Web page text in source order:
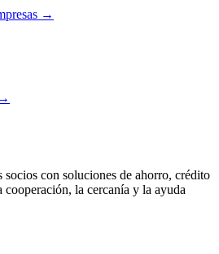
→
socios con soluciones de ahorro, crédito
la cercanía y la ayuda